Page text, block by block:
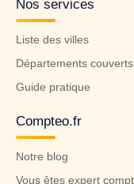
Nos services
Liste des villes
Départements couverts
Guide pratique
Compteo.fr
Notre blog
Vous êtes expert